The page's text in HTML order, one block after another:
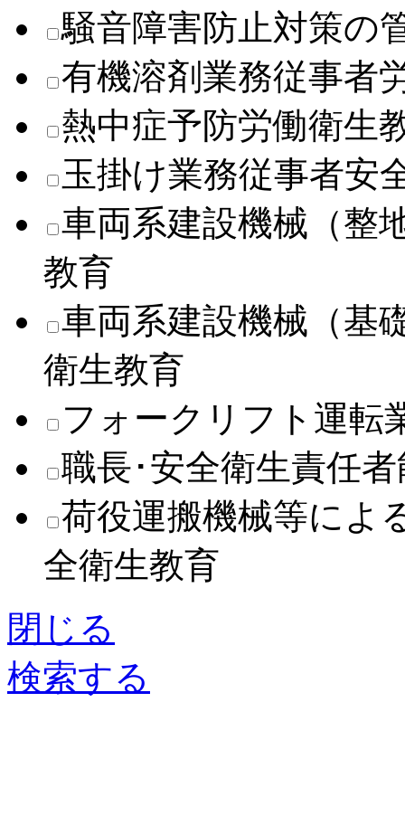
騒音障害防止対策の
有機溶剤業務従事者
熱中症予防労働衛生
玉掛け業務従事者安
車両系建設機械（整
教育
車両系建設機械（基
衛生教育
フォークリフト運転
職長･安全衛生責任
荷役運搬機械等によ
全衛生教育
閉じる
検索する